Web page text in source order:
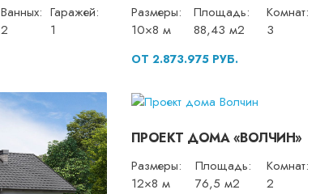
Ванных:
2
Гаражей:
1
Размеры:
10×8 м
Площадь:
88,43 м2
Комнат:
3
ОТ 2.873.975 РУБ.
ПРОЕКТ ДОМА «ВОЛЧИН»
Размеры:
12×8 м
Площадь:
76,5 м2
Комнат:
2